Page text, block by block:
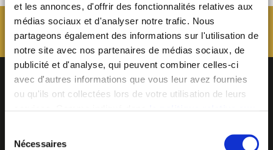
et les annonces, d'offrir des fonctionnalités relatives aux
médias sociaux et d'analyser notre trafic. Nous
partageons également des informations sur l'utilisation de
notre site avec nos partenaires de médias sociaux, de
publicité et d'analyse, qui peuvent combiner celles-ci
avec d'autres informations que vous leur avez fournies
ou qu'ils ont collectées lors de votre utilisation de leurs
cliquant sur « tout autoriser » ; vous refusez ce dépôt de
Nécessaires